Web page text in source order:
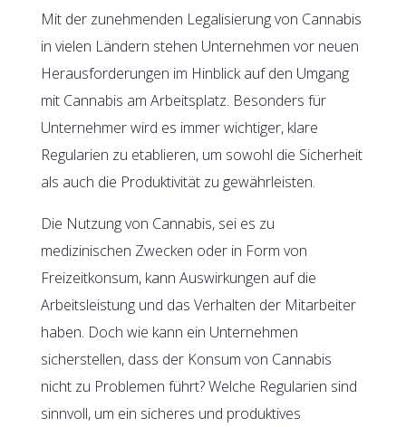
Mit der zunehmenden Legalisierung von Cannabis
in vielen Ländern stehen Unternehmen vor neuen
Herausforderungen im Hinblick auf den Umgang
mit Cannabis am Arbeitsplatz. Besonders für
Unternehmer wird es immer wichtiger, klare
Regularien zu etablieren, um sowohl die Sicherheit
als auch die Produktivität zu gewährleisten.
Die Nutzung von Cannabis, sei es zu
medizinischen Zwecken oder in Form von
Freizeitkonsum, kann Auswirkungen auf die
Arbeitsleistung und das Verhalten der Mitarbeiter
haben. Doch wie kann ein Unternehmen
sicherstellen, dass der Konsum von Cannabis
nicht zu Problemen führt? Welche Regularien sind
sinnvoll, um ein sicheres und produktives